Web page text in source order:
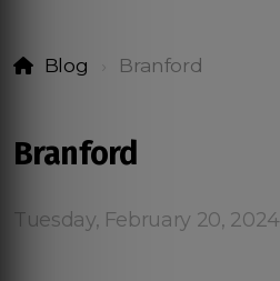
Blog Branford
Branford
Tuesday, February 20, 2024